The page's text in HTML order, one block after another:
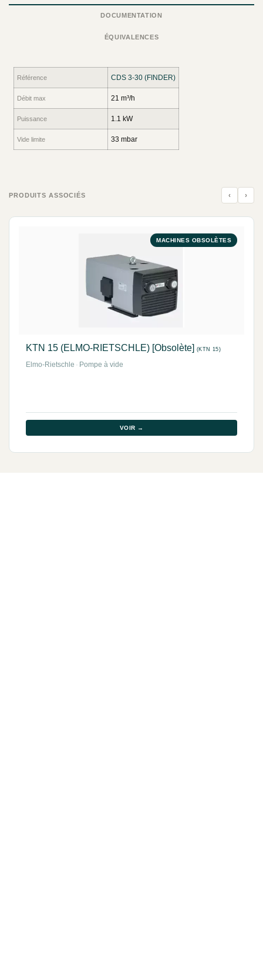
DOCUMENTATION
ÉQUIVALENCES
Référence CDS 3-30 (FINDER)
Débit max 21 m³/h
Puissance 1.1 kW
Vide limite 33 mbar
PRODUITS ASSOCIÉS ‹ ›
MACHINES OBSOLÈTES
KTN 15 (ELMO-RIETSCHLE) [Obsolète] (KTN 15)
Elmo-Rietschle · Pompe à vide
VOIR →